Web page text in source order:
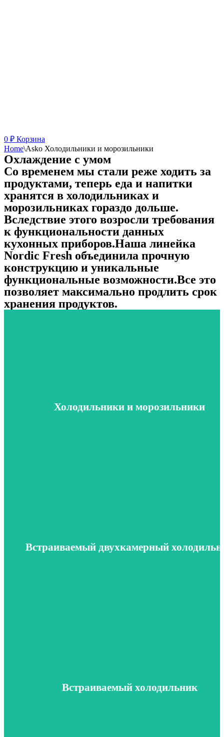
0 ₽ Корзина
Home\Asko Холодильники и морозильники
Охлаждение с умом
Со временем мы стали реже ходить за
продуктами, теперь еда и напитки
хранятся в холодильниках и
морозильниках гораздо дольше.
Вследствие этого возросли требования
к функциональности данных
кухонных приборов.Наша линейка
Nordic Fresh объединила прочную
конструкцию и уникальные
функциональные возможности.Все это
позволяет максимально продлить срок
хранения продуктов.
Холодильники и морозильники
Встраиваемый двухкамерный
Встраиваемый холодильник